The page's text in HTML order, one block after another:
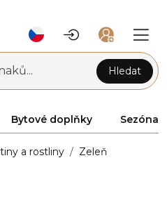
Hledat
Bytové doplňky Sezóna
a rostliny Zeleň